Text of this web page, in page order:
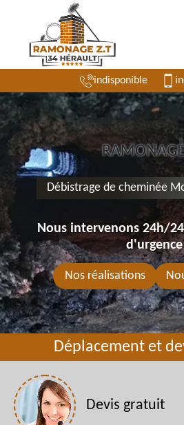
indisponible
Débistrage de cheminée
Nous intervenons 24h/
d'urgence
Nos réalisations
Déplacement et
Devis gratuit